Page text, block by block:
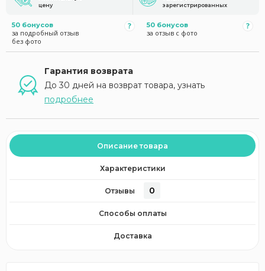
цену
зарегистрированных
50 бонусов
за подробный отзыв
без фото
50 бонусов
за отзыв с фото
Гарантия возврата
До 30 дней на возврат товара, узнать
подробнее
Описание товара
Характеристики
Отзывы 0
Способы оплаты
Доставка